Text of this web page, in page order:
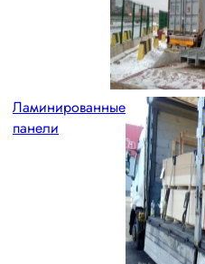
Ламинированные
панели